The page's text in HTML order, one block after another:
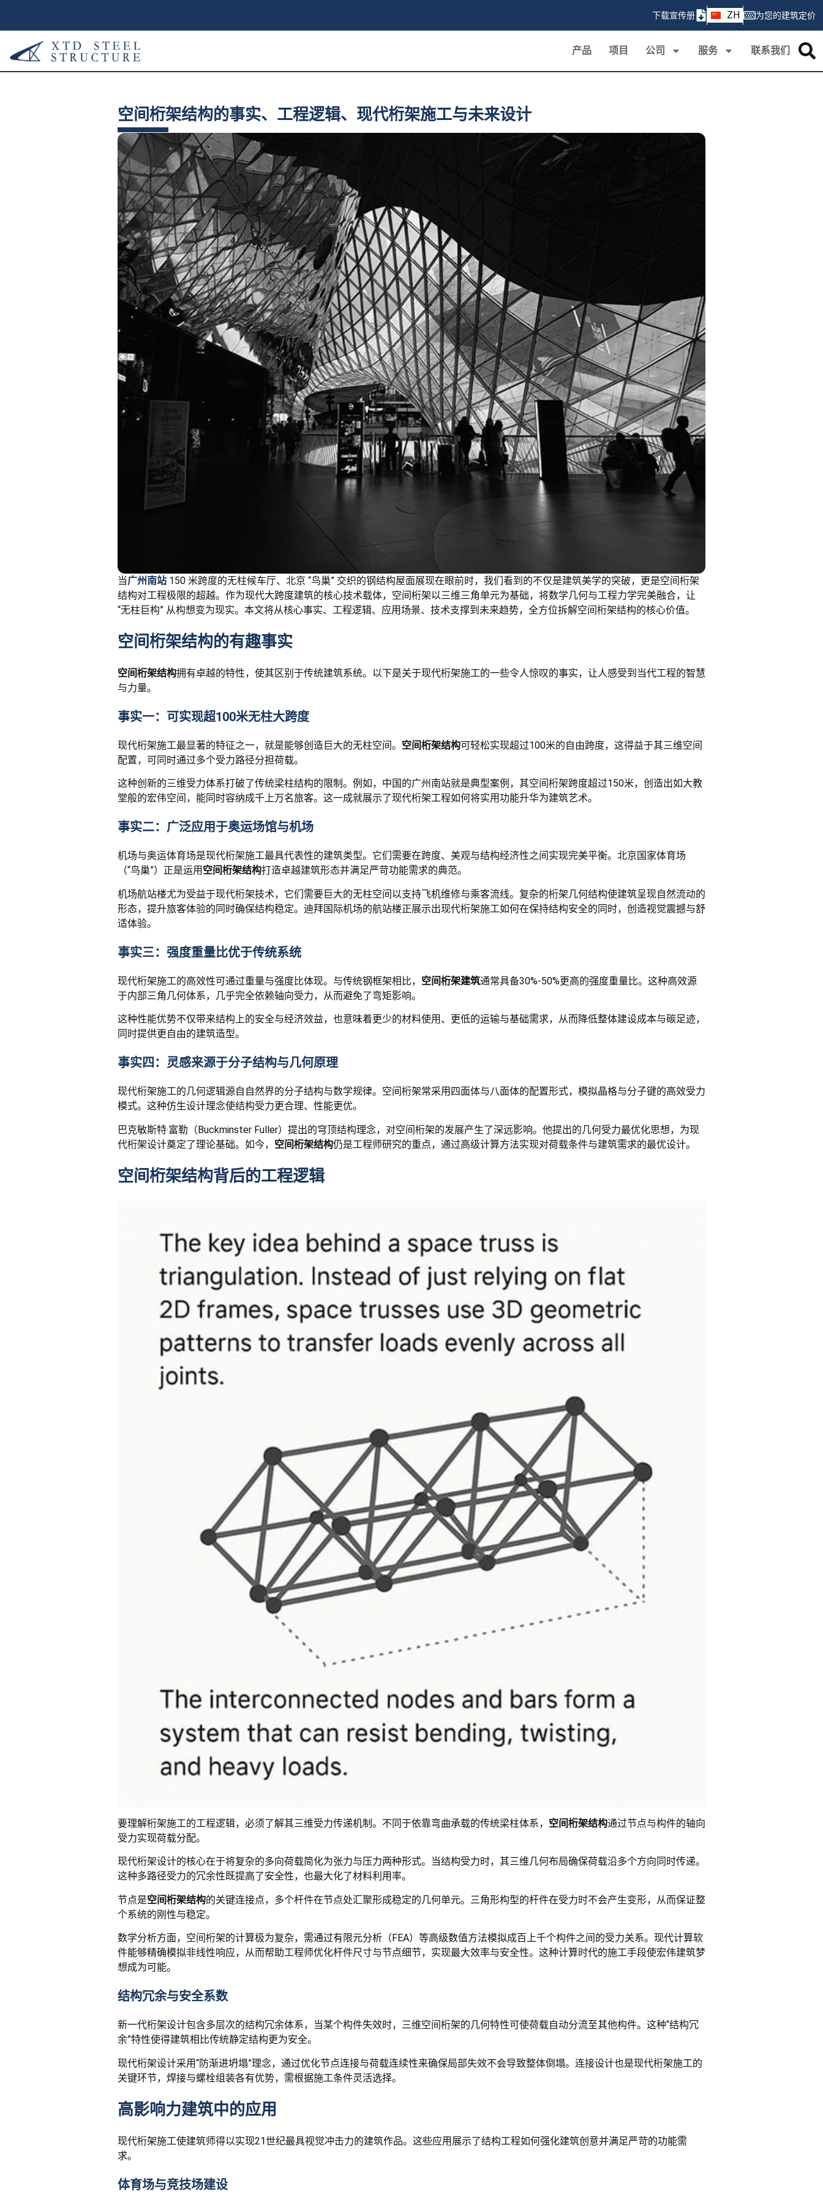
下载宣传册 ZH
PT
为您的建筑定价
产品 项目 公司 服务 联系我们
空间桁架结构的事实、工程逻辑、现代桁架施工与未来设计
当广州南站 150 米跨度的无柱候车厅、北京 “鸟巢” 交织的钢结构屋面展现在眼前时，我们看到的不仅是建筑美学的突破，更是空间桁架
结构对工程极限的超越。作为现代大跨度建筑的核心技术载体，空间桁架以三维三角单元为基础，将数学几何与工程力学完美融合，让
“无柱巨构” 从构想变为现实。本文将从核心事实、工程逻辑、应用场景、技术支撑到未来趋势，全方位拆解空间桁架结构的核心价值。
空间桁架结构的有趣事实
空间桁架结构拥有卓越的特性，使其区别于传统建筑系统。以下是关于现代桁架施工的一些令人惊叹的事实，让人感受到当代工程的智慧
与力量。
事实一：可实现超100米无柱大跨度
现代桁架施工最显著的特征之一，就是能够创造巨大的无柱空间。 空间桁架结构可轻松实现超过100米的自由跨度，这得益于其三维空间
配置，可同时通过多个受力路径分担荷载。
这种创新的三维受力体系打破了传统梁柱结构的限制。例如，中国的广州南站就是典型案例，其空间桁架跨度超过150米，创造出如大教
堂般的宏伟空间，能同时容纳成千上万名旅客。这一成就展示了现代桁架工程如何将实用功能升华为建筑艺术。
事实二：广泛应用于奥运场馆与机场
机场与奥运体育场是现代桁架施工最具代表性的建筑类型。它们需要在跨度、美观与结构经济性之间实现完美平衡。北京国家体育场
（“鸟巢”）正是运用 空间桁架结构打造卓越建筑形态并满足严苛功能需求的典范。
机场航站楼尤为受益于现代桁架技术，它们需要巨大的无柱空间以支持飞机维修与乘客流线。复杂的桁架几何结构使建筑呈现自然流动的
形态，提升旅客体验的同时确保结构稳定。迪拜国际机场的航站楼正展示出现代桁架施工如何在保持结构安全的同时，创造视觉震撼与舒
适体验。
事实三：强度重量比优于传统系统
现代桁架施工的高效性可通过重量与强度比体现。与传统钢框架相比， 空间桁架建筑通常具备30%-50%更高的强度重量比。这种高效源
于内部三角几何体系，几乎完全依赖轴向受力，从而避免了弯矩影响。
这种性能优势不仅带来结构上的安全与经济效益，也意味着更少的材料使用、更低的运输与基础需求，从而降低整体建设成本与碳足迹，
同时提供更自由的建筑造型。
事实四：灵感来源于分子结构与几何原理
现代桁架施工的几何逻辑源自自然界的分子结构与数学规律。空间桁架常采用四面体与八面体的配置形式，模拟晶格与分子键的高效受力
模式。这种仿生设计理念使结构受力更合理、性能更优。
巴克敏斯特·富勒（Buckminster Fuller）提出的穹顶结构理念，对空间桁架的发展产生了深远影响。他提出的几何受力最优化思想，为现
代桁架设计奠定了理论基础。如今， 空间桁架结构仍是工程师研究的重点，通过高级计算方法实现对荷载条件与建筑需求的最优设计。
空间桁架结构背后的工程逻辑
要理解桁架施工的工程逻辑，必须了解其三维受力传递机制。不同于依靠弯曲承载的传统梁柱体系， 空间桁架结构通过节点与构件的轴向
受力实现荷载分配。
现代桁架设计的核心在于将复杂的多向荷载简化为张力与压力两种形式。当结构受力时，其三维几何布局确保荷载沿多个方向同时传递。
这种多路径受力的冗余性既提高了安全性，也最大化了材料利用率。
节点是空间桁架结构的关键连接点，多个杆件在节点处汇聚形成稳定的几何单元。三角形构型的杆件在受力时不会产生变形，从而保证整
个系统的刚性与稳定。
数学分析方面，空间桁架的计算极为复杂，需通过有限元分析（FEA）等高级数值方法模拟成百上千个构件之间的受力关系。现代计算软
件能够精确模拟非线性响应，从而帮助工程师优化杆件尺寸与节点细节，实现最大效率与安全性。这种计算时代的施工手段使宏伟建筑梦
想成为可能。
结构冗余与安全系数
新一代桁架设计包含多层次的结构冗余体系，当某个构件失效时，三维空间桁架的几何特性可使荷载自动分流至其他构件。这种“结构冗
余”特性使得建筑相比传统静定结构更为安全。
现代桁架设计采用“防渐进坍塌”理念，通过优化节点连接与荷载连续性来确保局部失效不会导致整体倒塌。连接设计也是现代桁架施工的
关键环节，焊接与螺栓组装各有优势，需根据施工条件灵活选择。
高影响力建筑中的应用
现代桁架施工使建筑师得以实现21世纪最具视觉冲击力的建筑作品。这些应用展示了结构工程如何强化建筑创意并满足严苛的功能需
求。
体育场与竞技场建设